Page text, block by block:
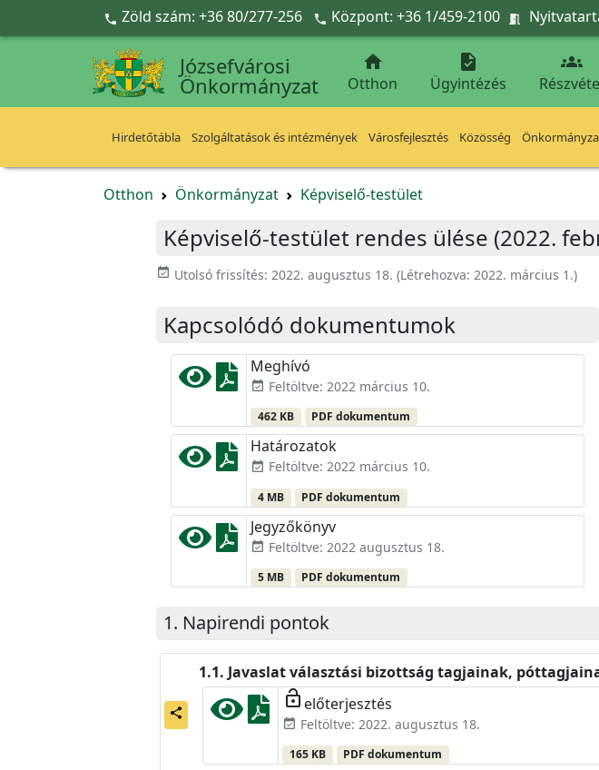
Ugrás a fő tartalomra
 Zöld szám: +36 80/277-256  Központ: +36 1/459-2100 
Józsefvárosi
Önkormányzat

Otthon

Ügyintézés

Hirdetőtábla Szolgáltatások és intézmények Városfejlesztés Közösség
Otthon Önkormányzat Képviselő-testület
Képviselő-testület rendes ülése (2022.
event_available Utolsó frissítés: 2022. augusztus 18. (Létrehozva: 2022. március 1.)
Kapcsolódó dokumentumok
Meghívó
event_available Feltöltve: 2022 március 10.
462 KB PDF dokumentum
Határozatok
event_available Feltöltve: 2022 március 10.
4 MB PDF dokumentum
Jegyzőkönyv
event_available Feltöltve: 2022 augusztus 18.
5 MB PDF dokumentum
Napirendi pontok
share
Javaslat választási bizottság tagjainak,
lock_open előterjesztés
event_available Feltöltve: 2022. augusztus 18.
165 KB PDF dokumentum